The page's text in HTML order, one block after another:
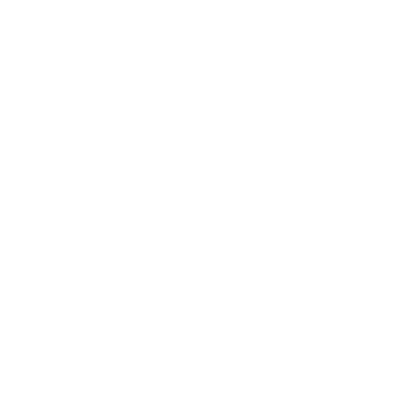
HDD SATA III - WD82PURZ